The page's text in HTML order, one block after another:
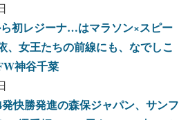
初レジーナ…はマラソン×スピー
、女王たちの前線にも、なでしこ
神谷千菜
快勝発進の森保ジャパン、サンフ